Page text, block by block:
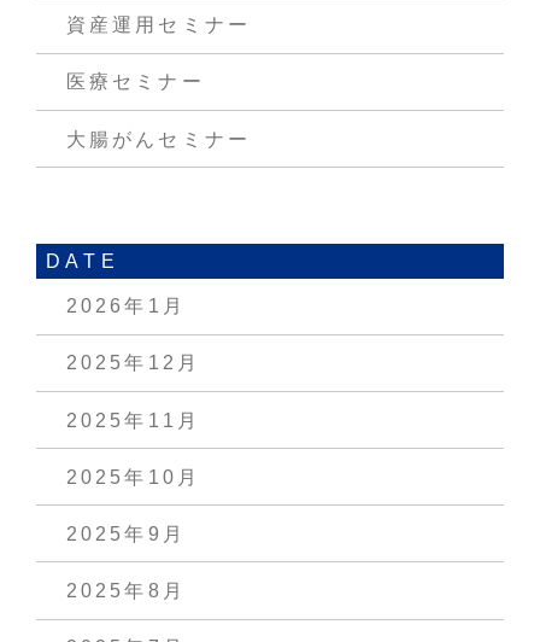
資産運用セミナー
医療セミナー
大腸がんセミナー
DATE
2026年1月
2025年12月
2025年11月
2025年10月
2025年9月
2025年8月